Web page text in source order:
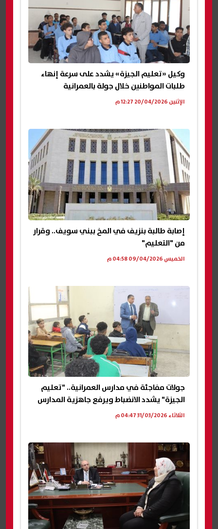
وكيل «تعليم الجيزة» يشدد على سرعة إنهاء
طلبات المواطنين خلال جولة بالعمرانية
الإثنين 20/04/2026 12:27 م
إصابة طالبة بنزيف في المخ ببني سويف.. وقرار
من "التعليم"
الخميس 09/04/2026 04:58 م
جولات مفاجئة في مدارس العمرانية.. "تعليم
الجيزة" يشدد الانضباط ويرفع جاهزية المدارس
الثلاثاء 31/03/2026 04:47 م